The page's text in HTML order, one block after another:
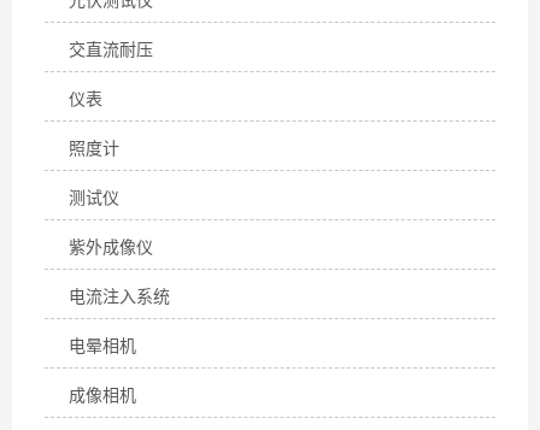
交直流耐压
仪表
照度计
测试仪
紫外成像仪
电流注入系统
电晕相机
成像相机